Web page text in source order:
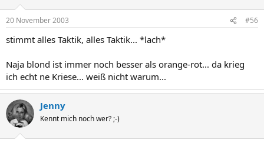
20 November 2003 #56
stimmt alles Taktik, alles Taktik... *lach*
Naja blond ist immer noch besser als orange-rot... da krieg
ich echt ne Kriese... weiß nicht warum...
Jenny
Kennt mich noch wer? ;-)